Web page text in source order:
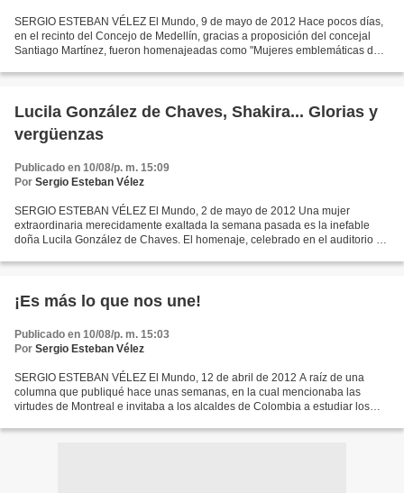
SERGIO ESTEBAN VÉLEZ El Mundo, 9 de mayo de 2012 Hace pocos días,
en el recinto del Concejo de Medellín, gracias a proposición del concejal
Santiago Martínez, fueron homenajeadas como "Mujeres emblemáticas de
Lucila González de Chaves, Shakira... Glorias y
vergüenzas
Publicado en 10/08/p. m. 15:09
Por Sergio Esteban Vélez
SERGIO ESTEBAN VÉLEZ El Mundo, 2 de mayo de 2012 Una mujer
extraordinaria merecidamente exaltada la semana pasada es la inefable
doña Lucila González de Chaves. El homenaje, celebrado en el auditorio de
¡Es más lo que nos une!
Publicado en 10/08/p. m. 15:03
Por Sergio Esteban Vélez
SERGIO ESTEBAN VÉLEZ El Mundo, 12 de abril de 2012 A raíz de una
columna que publiqué hace unas semanas, en la cual mencionaba las
virtudes de Montreal e invitaba a los alcaldes de Colombia a estudiar los